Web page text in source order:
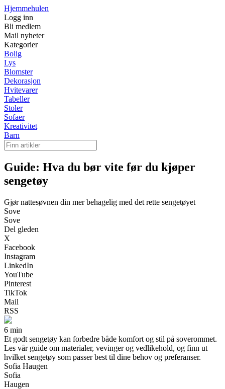
Hjemmehulen
Logg inn
Bli medlem
Mail nyheter
Kategorier
Bolig
Lys
Blomster
Dekorasjon
Hvitevarer
Tabeller
Stoler
Sofaer
Kreativitet
Barn
Guide: Hva du bør vite før du kjøper
sengetøy
Gjør nattesøvnen din mer behagelig med det rette sengetøyet
Sove
Sove
Del gleden
X
Facebook
Instagram
LinkedIn
YouTube
Pinterest
TikTok
Mail
RSS
6 min
Et godt sengetøy kan forbedre både komfort og stil på soverommet.
Les vår guide om materialer, vevinger og vedlikehold, og finn ut
hvilket sengetøy som passer best til dine behov og preferanser.
Sofia Haugen
Sofia
Haugen